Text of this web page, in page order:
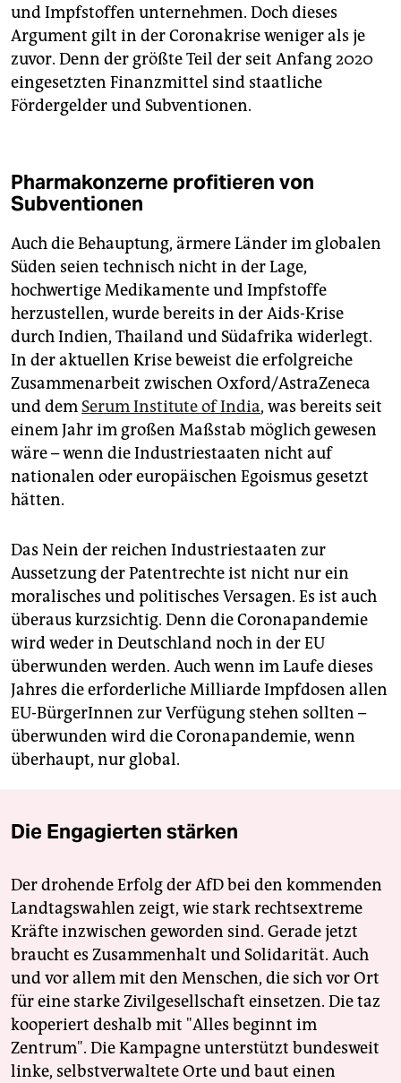
und Impfstoffen unternehmen. Doch dieses
Argument gilt in der Coronakrise weniger als je
zuvor. Denn der größte Teil der seit Anfang 2020
eingesetzten Finanzmittel sind staatliche
Fördergelder und Subventionen.
Pharmakonzerne profitieren von
Subventionen
Auch die Behauptung, ärmere Länder im globalen
Süden seien technisch nicht in der Lage,
hochwertige Medikamente und Impfstoffe
herzustellen, wurde bereits in der Aids-Krise
durch Indien, Thailand und Südafrika widerlegt.
In der aktuellen Krise beweist die erfolgreiche
Zusammenarbeit zwischen Oxford/AstraZeneca
und dem Serum Institute of India, was bereits seit
einem Jahr im großen Maßstab möglich gewesen
wäre – wenn die Industriestaaten nicht auf
nationalen oder europäischen Egoismus gesetzt
hätten.
Das Nein der reichen Industriestaaten zur
Aussetzung der Patentrechte ist nicht nur ein
moralisches und politisches Versagen. Es ist auch
überaus kurzsichtig. Denn die Coronapandemie
wird weder in Deutschland noch in der EU
überwunden werden. Auch wenn im Laufe dieses
Jahres die erforderliche Milliarde Impfdosen allen
EU-BürgerInnen zur Verfügung stehen sollten –
überwunden wird die Coronapandemie, wenn
überhaupt, nur global.
Die Engagierten stärken
Der drohende Erfolg der AfD bei den kommenden
Landtagswahlen zeigt, wie stark rechtsextreme
Kräfte inzwischen geworden sind. Gerade jetzt
braucht es Zusammenhalt und Solidarität. Auch
und vor allem mit den Menschen, die sich vor Ort
für eine starke Zivilgesellschaft einsetzen. Die taz
kooperiert deshalb mit "Alles beginnt im
Zentrum". Die Kampagne unterstützt bundesweit
linke, selbstverwaltete Orte und baut einen